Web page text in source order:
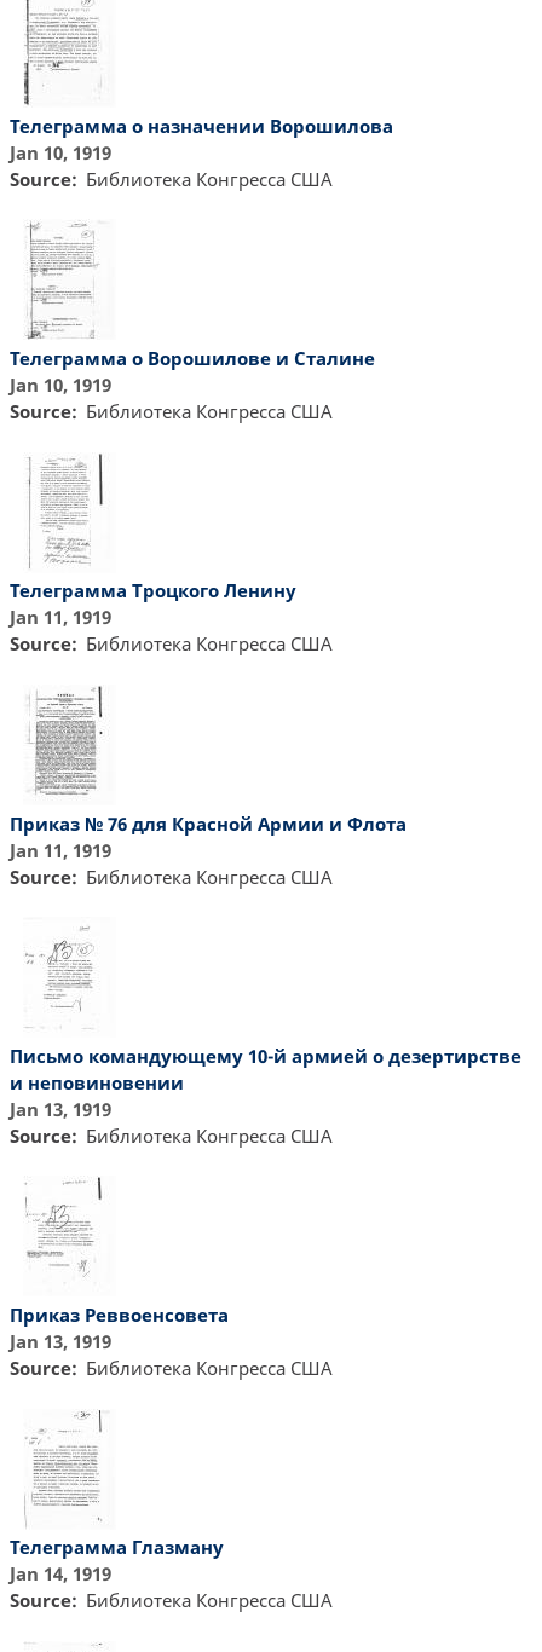
Телеграмма о назначении Ворошилова
Jan 10, 1919
Source
Библиотекa Конгресса США
Телеграмма о Ворошилове и Сталине
Jan 10, 1919
Source
Библиотекa Конгресса США
Телеграмма Троцкого Ленину
Jan 11, 1919
Source
Библиотекa Конгресса США
Приказ № 76 для Красной Армии и Флота
Jan 11, 1919
Source
Библиотекa Конгресса США
Письмо командующему 10-й армией о дезертирстве
и неповиновении
Jan 13, 1919
Source
Библиотекa Конгресса США
Приказ Реввоенсовета
Jan 13, 1919
Source
Библиотекa Конгресса США
Телеграмма Глазману
Jan 14, 1919
Source
Библиотекa Конгресса США